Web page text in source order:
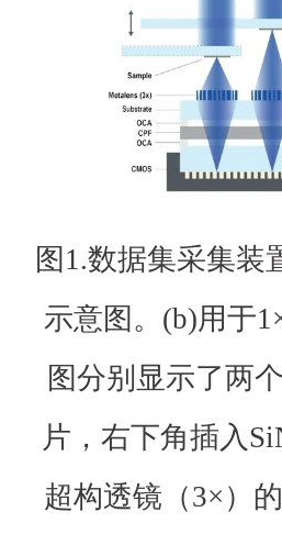
图 1.数据集采集装
示意图。 (b)用于
图分别显示了两
片，右下角插入
超构透镜（3× ）